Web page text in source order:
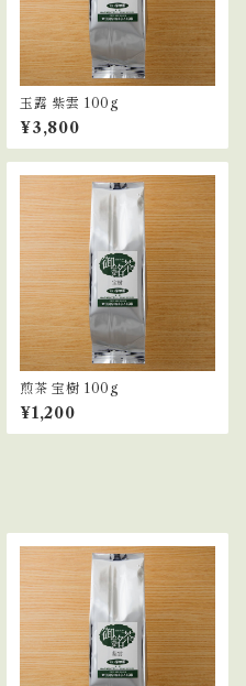
玉露 紫雲 100g
¥3,800
煎茶 宝樹 100g
¥1,200